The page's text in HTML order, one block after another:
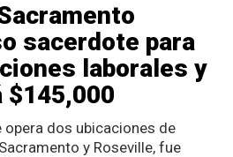
sacerdote para
laborales y
$145,000
opera dos ubicaciones de
y Roseville, fue